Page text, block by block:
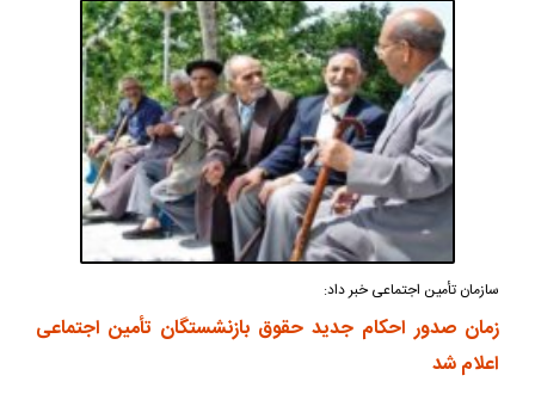
سازمان تأمین اجتماعی خبر داد:
زمان صدور احکام جدید حقوق بازنشستگان تأمین اجتماعی
اعلام شد